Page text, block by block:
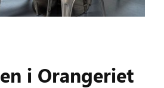
i Orangeriet